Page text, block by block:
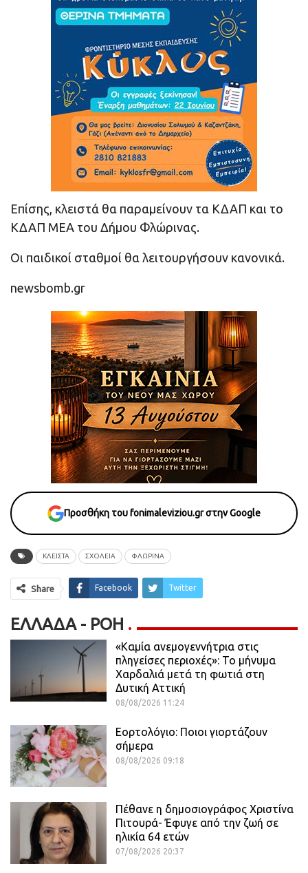
Επίσης, κλειστά θα παραμείνουν τα ΚΔΑΠ και το
ΚΔΑΠ ΜΕΑ του Δήμου Φλώρινας.
Οι παιδικοί σταθμοί θα λειτουργήσουν κανονικά.
newsbomb.gr
Προσθήκη του fonimaleviziou.gr στην Google
ΚΛΕΙΣΤΑ ΣΧΟΛΕΙΑ ΦΛΩΡΙΝΑ
Share Facebook Twitter
ΕΛΛΆΔΑ - ΡΟΗ
«Καμία ανεμογεννήτρια στις
πληγείσες περιοχές»: Το μήνυμα
Χαρδαλιά μετά τη φωτιά στη
Δυτική Αττική
08/08/2026 11:24
Εορτολόγιο: Ποιοι γιορτάζουν
σήμερα
08/08/2026 09:18
Πέθανε η δημοσιογράφος Χριστίνα
Πιτουρά- Έφυγε από την ζωή σε
ηλικία 64 ετών
07/08/2026 20:37